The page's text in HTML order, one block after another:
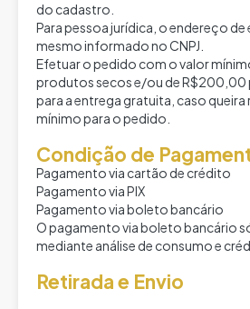
do cadastro.
Para pessoa jurídica, o endereço de
mesmo informado no CNPJ.
Efetuar o pedido com o valor
produtos secos e/ou de R$200,00
para a entrega gratuita, caso
mínimo para o pedido.
Condição de
Pagamento via cartão de crédito
Pagamento via PIX
Pagamento via boleto bancário
O pagamento via boleto bancário
mediante análise de consumo e
Retirada e Envio